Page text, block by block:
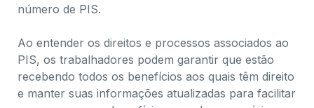
número de PIS.
Ao entender os direitos e processos associados ao
PIS, os trabalhadores podem garantir que estão
recebendo todos os benefícios aos quais têm direito
e manter suas informações atualizadas para facilitar